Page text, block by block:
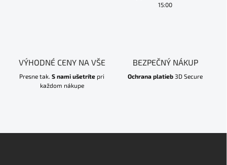
15:00
VÝHODNÉ CENY NA VŠE
Presne tak. S nami ušetríte pri
každom nákupe
BEZPEČNÝ NÁKUP
Ochrana platieb 3D Secure